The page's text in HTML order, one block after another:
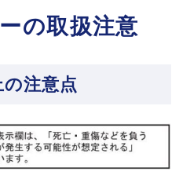
の取扱注意
注意点